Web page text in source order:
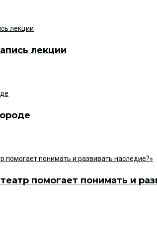
лекции
помогает понимать и